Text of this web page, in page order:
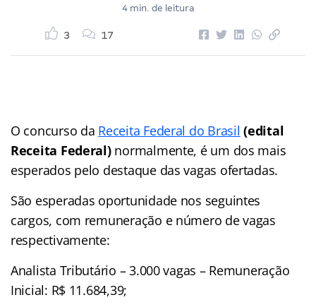
4 min. de leitura
3 17
O concurso da Receita Federal do Brasil (edital
Receita Federal) normalmente, é um dos mais
esperados pelo destaque das vagas ofertadas.
São esperadas oportunidade nos seguintes
cargos, com remuneração e número de vagas
respectivamente:
Analista Tributário – 3.000 vagas – Remuneração
Inicial: R$ 11.684,39;